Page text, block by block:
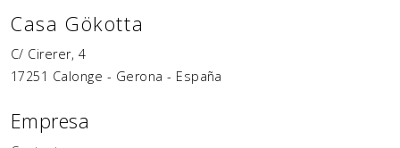
Casa Gökotta
C/ Cirerer, 4
17251 Calonge - Gerona - España
Empresa